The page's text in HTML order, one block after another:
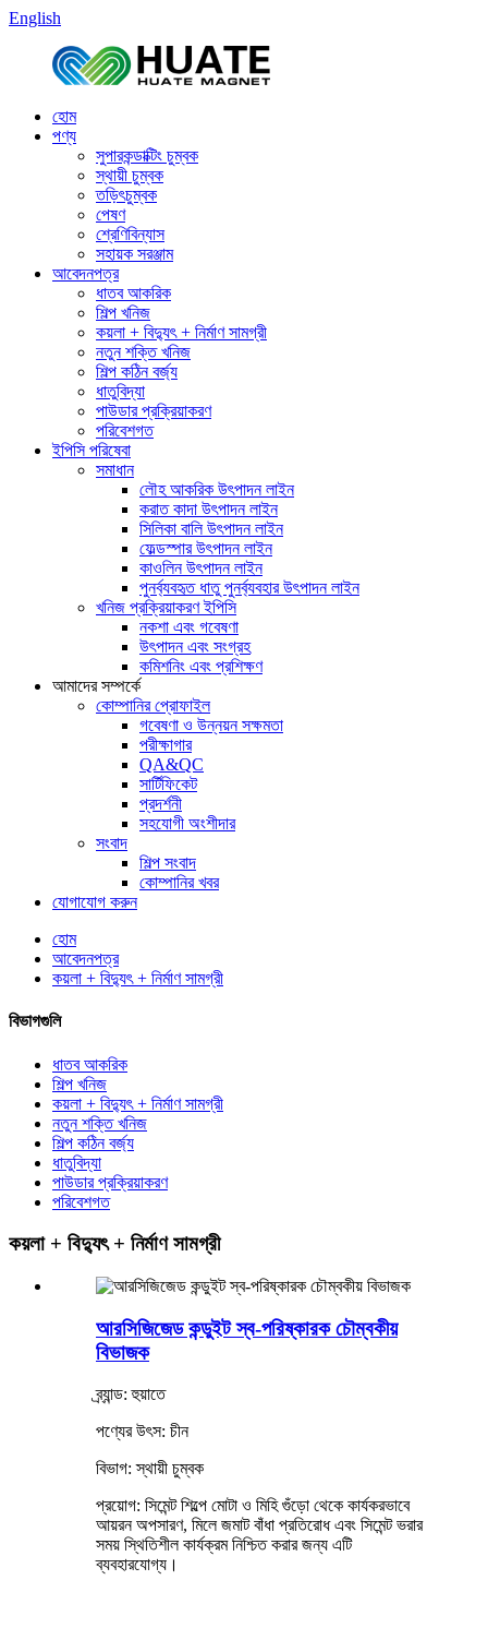
English
হোম
পণ্য
সুপারকন্ডাক্টিং চুম্বক
স্থায়ী চুম্বক
তড়িৎচুম্বক
পেষণ
শ্রেণিবিন্যাস
সহায়ক সরঞ্জাম
আবেদনপত্র
ধাতব আকরিক
শিল্প খনিজ
কয়লা + বিদ্যুৎ + নির্মাণ সামগ্রী
নতুন শক্তি খনিজ
শিল্প কঠিন বর্জ্য
ধাতুবিদ্যা
পাউডার প্রক্রিয়াকরণ
পরিবেশগত
ইপিসি পরিষেবা
সমাধান
লৌহ আকরিক উৎপাদন লাইন
করাত কাদা উৎপাদন লাইন
সিলিকা বালি উৎপাদন লাইন
ফেল্ডস্পার উৎপাদন লাইন
কাওলিন উৎপাদন লাইন
পুনর্ব্যবহৃত ধাতু পুনর্ব্যবহার উৎপাদন লাইন
খনিজ প্রক্রিয়াকরণ ইপিসি
নকশা এবং গবেষণা
উৎপাদন এবং সংগ্রহ
কমিশনিং এবং প্রশিক্ষণ
আমাদের সম্পর্কে
কোম্পানির প্রোফাইল
গবেষণা ও উন্নয়ন সক্ষমতা
পরীক্ষাগার
QA&QC
সার্টিফিকেট
প্রদর্শনী
সহযোগী অংশীদার
সংবাদ
শিল্প সংবাদ
কোম্পানির খবর
যোগাযোগ করুন
হোম
আবেদনপত্র
কয়লা + বিদ্যুৎ + নির্মাণ সামগ্রী
বিভাগগুলি
ধাতব আকরিক
শিল্প খনিজ
কয়লা + বিদ্যুৎ + নির্মাণ সামগ্রী
নতুন শক্তি খনিজ
শিল্প কঠিন বর্জ্য
ধাতুবিদ্যা
পাউডার প্রক্রিয়াকরণ
পরিবেশগত
কয়লা + বিদ্যুৎ + নির্মাণ সামগ্রী
আরসিজিজেড কন্ডুইট স্ব-পরিষ্কারক চৌম্বকীয়
বিভাজক
ব্র্যান্ড: হুয়াতে
পণ্যের উৎস: চীন
বিভাগ: স্থায়ী চুম্বক
প্রয়োগ: সিমেন্ট শিল্পে মোটা ও মিহি গুঁড়ো থেকে কার্যকরভাবে
আয়রন অপসারণ, মিলে জমাট বাঁধা প্রতিরোধ এবং সিমেন্ট ভরার
সময় স্থিতিশীল কার্যক্রম নিশ্চিত করার জন্য এটি
ব্যবহারযোগ্য।